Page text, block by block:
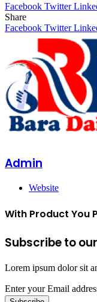
Facebook Twitter
Share
Facebook Twitter
Admin
Website
With Product You
Subscribe to
Lorem ipsum dolor sit
Enter your Email